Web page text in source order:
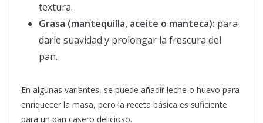
textura.
Grasa (mantequilla, aceite o manteca): para
darle suavidad y prolongar la frescura del
pan.
En algunas variantes, se puede añadir leche o huevo para
enriquecer la masa, pero la receta básica es suficiente
para un pan casero delicioso.